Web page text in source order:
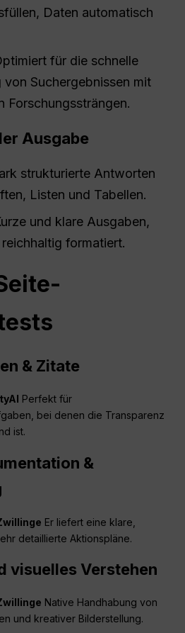
Daten automatisch
für die schnelle
von Suchergebnissen mit
Forschungssträngen.
Ausgabe
strukturierte Antworten
Listen und Tabellen.
und klare Ausgaben,
formatiert.
& Zitate
AI Perfekt für
bei denen die Transparenz
ist.
&
Er liefert eine klare,
detaillierte Aktionspläne.
visuelles Verstehen
Native Handhabung von
und kreativer Bilderstellung.